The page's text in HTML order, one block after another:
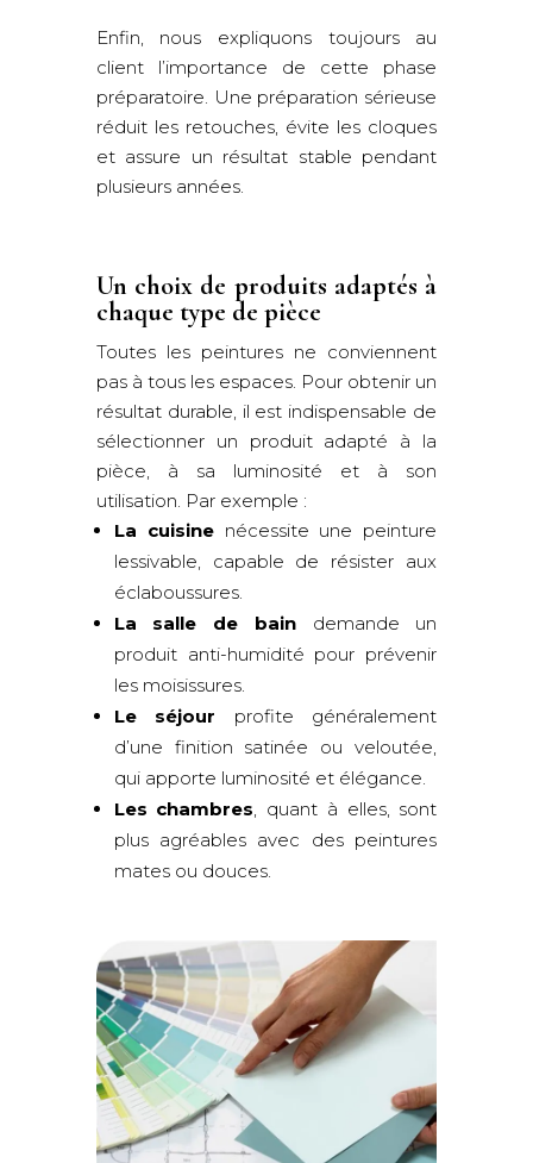
Enfin, nous expliquons toujours au
client l’importance de cette phase
préparatoire. Une préparation sérieuse
réduit les retouches, évite les cloques
et assure un résultat stable pendant
plusieurs années.
Un choix de produits adaptés à
chaque type de pièce
Toutes les peintures ne conviennent
pas à tous les espaces. Pour obtenir un
résultat durable, il est indispensable de
sélectionner un produit adapté à la
pièce, à sa luminosité et à son
utilisation. Par exemple :
La cuisinenécessite une peinture
lessivable, capable de résister aux
éclaboussures.
La salle de baindemande un
produit anti-humidité pour prévenir
les moisissures.
Le séjour profite généralement
d’une finition satinée ou veloutée,
qui apporte luminosité et élégance.
Les chambres, quant à elles, sont
plus agréables avec des peintures
mates ou douces.